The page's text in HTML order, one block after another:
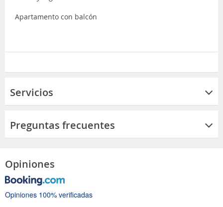
Apartamento con balcón
Servicios
Preguntas frecuentes
Opiniones
Opiniones 100% verificadas